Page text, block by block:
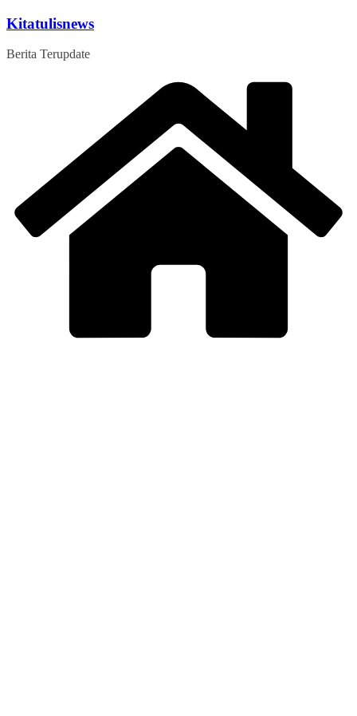
Skip
content
Kitatulisnews
Berita Terupdate